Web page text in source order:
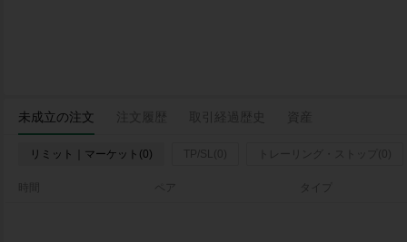
未成立の注文 注文履歴 取引経過歴史 資産
リミット｜マーケット(0) TP/SL(0) トレーリング・ストップ(0)
時間